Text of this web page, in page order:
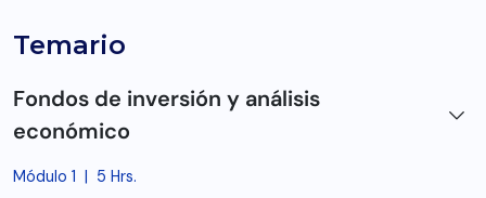
Temario
Fondos de inversión y análisis
económico
Módulo 1 | 5 Hrs.